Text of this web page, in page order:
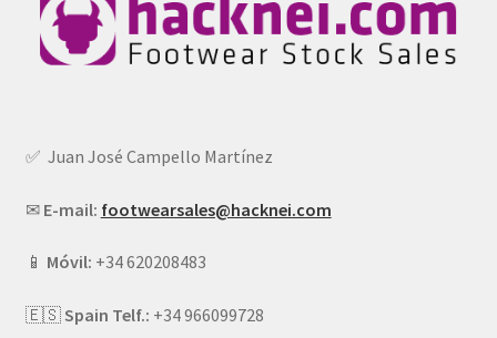
✅ Juan José Campello Martínez
✉ E-mail: footwearsales@hacknei.com
📱 Móvil: +34 620208483
🇪🇸Spain Telf.: +34 966099728